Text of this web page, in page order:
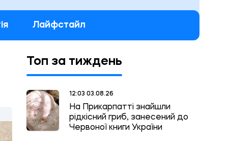
Лайфстайл
Топ за тиждень
12:03 03.08.26
На Прикарпатті знайшли
рідкісний гриб, занесений до
Червоної книги України